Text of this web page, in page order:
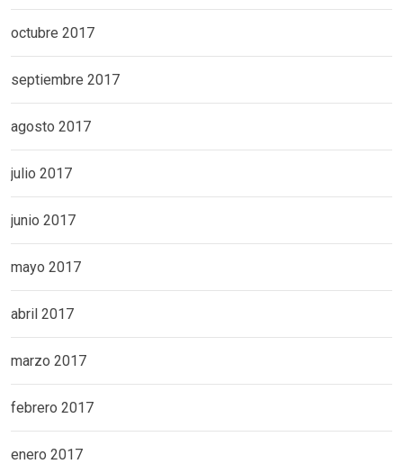
octubre 2017
septiembre 2017
agosto 2017
julio 2017
junio 2017
mayo 2017
abril 2017
marzo 2017
febrero 2017
enero 2017